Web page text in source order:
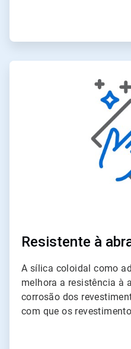
ArticleTile
Resistente à
A sílica coloidal como
melhora a resistência à
corrosão dos
com que os